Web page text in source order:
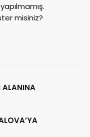
misiniz?
ALANINA